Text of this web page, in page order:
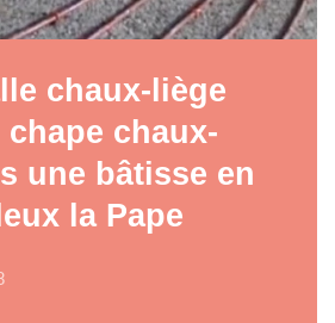
chaux-liège
chaux-
une bâtisse en
la Pape